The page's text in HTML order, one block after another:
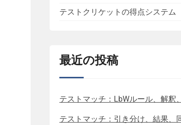
テストクリケットの得点システム
最近の投稿
テストマッチ：LbWルール、解釈
テストマッチ：引き分け、結果、